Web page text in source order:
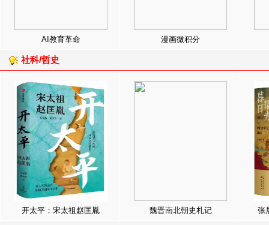
AI教育革命 漫画微积分
社科/哲史
开太平：宋太祖赵匡胤 魏晋南北朝史札记 张